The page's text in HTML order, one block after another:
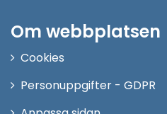
Om webbplatsen
Cookies
Personuppgifter - GDPR